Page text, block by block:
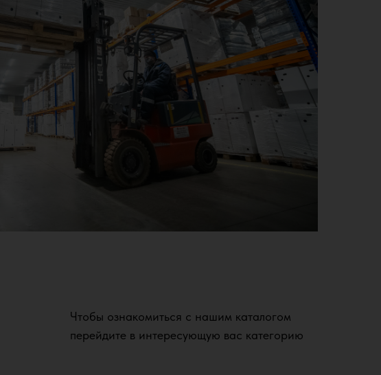
Чтобы ознакомиться с нашим каталогом
перейдите в интересующую вас категорию